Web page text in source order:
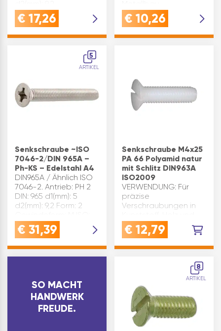
Festigkeitsklasse: 4.8
Form: 1 Gewindeform:
€ 17,26
Elektroinstallation und
Handwerk - geeignet
€ 10,26
5
ARTIKEL
Senkschraube ~ISO
7046-2/DIN 965A –
Ph-KS – Edelstahl A4
DIN965A / Ähnlich ISO
7046-2. Antrieb: PH 2
DIN: 965 d1(mm): 5
d2(mm): 9,2 Form: 2
7046 k max.(mm): 2,5
L(mm): 20 Material:
€ 31,39
Senkschraube M4x25
PA 66 Polyamid natur
mit Schlitz DIN963A
ISO2009
VERWENDUNG: Für
präzise
Verschraubungen in
Metall - ideal für
Montage mit
leitend, rostfreiVORT…
€ 12,79
SO MACHT
HANDWERK
FREUDE.
8
ARTIKEL